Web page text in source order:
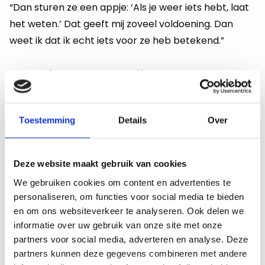
Toestemming Details Over
Deze website maakt gebruik van cookies
We gebruiken cookies om content en advertenties te
personaliseren, om functies voor social media te bieden
en om ons websiteverkeer te analyseren. Ook delen we
informatie over uw gebruik van onze site met onze
partners voor social media, adverteren en analyse. Deze
partners kunnen deze gegevens combineren met andere
“Dan sturen ze een appje: ‘Als je weer iets hebt, laat
het weten.’ Dat geeft mij zoveel voldoening. Dan
weet ik dat ik echt iets voor ze heb betekend.”
Metafoor Onderwijs: werk met
impact
Ebru werkte eerder in recruitment voor de bancaire
sector, onder meer bij Rabobank en ING. Hoewel ze
meer maatschappelijke impact. Die vond ze bij
Metafoor Onderwijs.
Via LinkedIn, waar ze erg actief is, kwam Ebru in
contact met een collega van Metafoor. Het klikte
meteen en al snel kon ze aan de slag. “Hier maak ik